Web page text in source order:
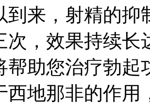
到来，射精的抑
次，效果持续长
帮助您治疗勃起
西地那非的作